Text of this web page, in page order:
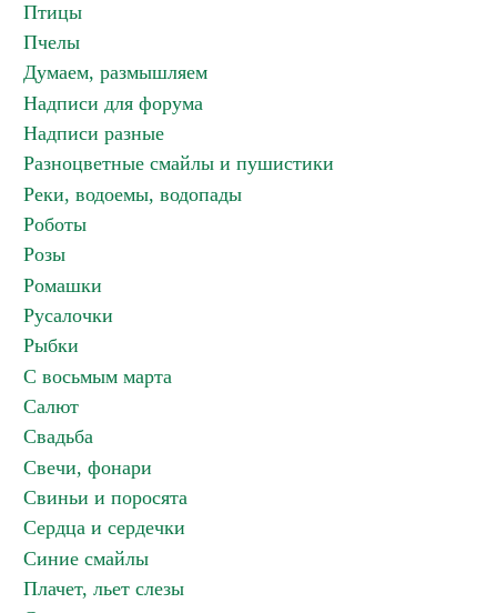
Птицы
Пчелы
Думаем, размышляем
Надписи для форума
Надписи разные
Разноцветные смайлы и пушистики
Реки, водоемы, водопады
Роботы
Розы
Ромашки
Русалочки
Рыбки
С восьмым марта
Салют
Свадьба
Свечи, фонари
Свиньи и поросята
Сердца и сердечки
Синие смайлы
Плачет, льет слезы